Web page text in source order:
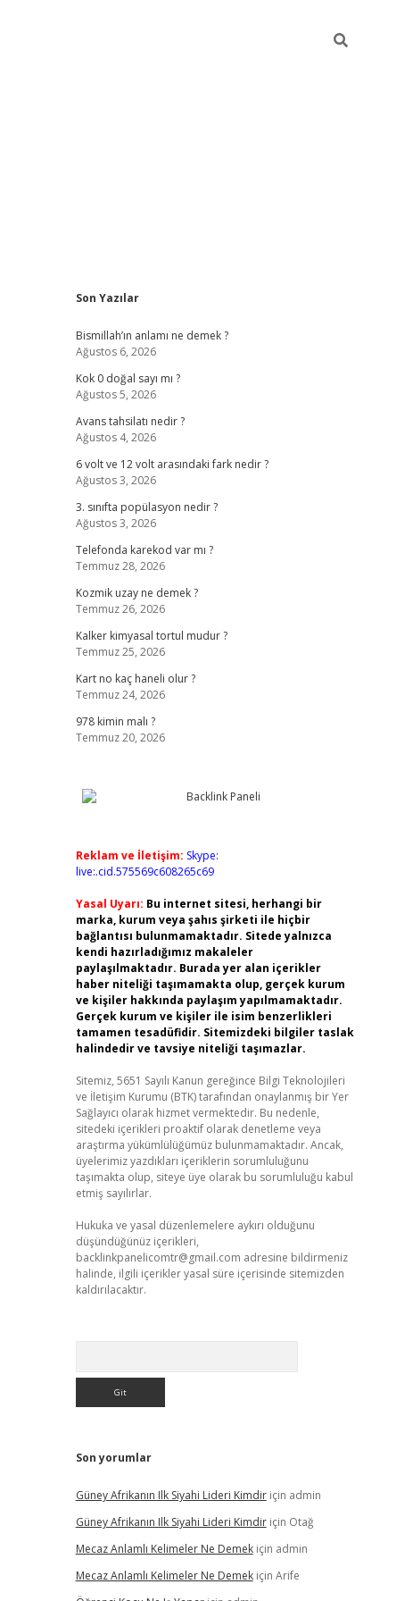
Sidebar
Son Yazılar
Bismillah’ın anlamı ne demek ?
Ağustos 6, 2026
Kok 0 doğal sayı mı ?
Ağustos 5, 2026
Avans tahsilatı nedir ?
Ağustos 4, 2026
6 volt ve 12 volt arasındaki fark nedir ?
Ağustos 3, 2026
3. sınıfta popülasyon nedir ?
Ağustos 3, 2026
Telefonda karekod var mı ?
Temmuz 28, 2026
Kozmik uzay ne demek ?
Temmuz 26, 2026
Kalker kimyasal tortul mudur ?
Temmuz 25, 2026
Kart no kaç haneli olur ?
Temmuz 24, 2026
978 kimin malı ?
Temmuz 20, 2026
Reklam ve İletişim: Skype:
live:.cid.575569c608265c69
Yasal Uyarı: Bu internet sitesi, herhangi bir
marka, kurum veya şahıs şirketi ile hiçbir
bağlantısı bulunmamaktadır. Sitede yalnızca
kendi hazırladığımız makaleler
paylaşılmaktadır. Burada yer alan içerikler
haber niteliği taşımamakta olup, gerçek kurum
ve kişiler hakkında paylaşım yapılmamaktadır.
Gerçek kurum ve kişiler ile isim benzerlikleri
tamamen tesadüfidir. Sitemizdeki bilgiler taslak
halindedir ve tavsiye niteliği taşımazlar.
Sitemiz, 5651 Sayılı Kanun gereğince Bilgi Teknolojileri
ve İletişim Kurumu (BTK) tarafından onaylanmış bir Yer
Sağlayıcı olarak hizmet vermektedir. Bu nedenle,
sitedeki içerikleri proaktif olarak denetleme veya
araştırma yükümlülüğümüz bulunmamaktadır. Ancak,
üyelerimiz yazdıkları içeriklerin sorumluluğunu
taşımakta olup, siteye üye olarak bu sorumluluğu kabul
etmiş sayılırlar.
Hukuka ve yasal düzenlemelere aykırı olduğunu
düşündüğünüz içerikleri,
backlinkpanelicomtr@gmail.com adresine bildirmeniz
halinde, ilgili içerikler yasal süre içerisinde sitemizden
kaldırılacaktır.
Son yorumlar
Güney Afrikanın Ilk Siyahi Lideri Kimdiriçin admin
Güney Afrikanın Ilk Siyahi Lideri Kimdiriçin Otağ
Mecaz Anlamlı Kelimeler Ne Demekiçin admin
Mecaz Anlamlı Kelimeler Ne Demekiçin Arife